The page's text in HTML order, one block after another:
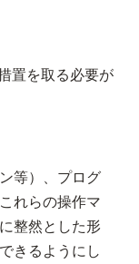
置を取る必要が
等）、プログ
れらの操作マ
整然とした形
きるようにし